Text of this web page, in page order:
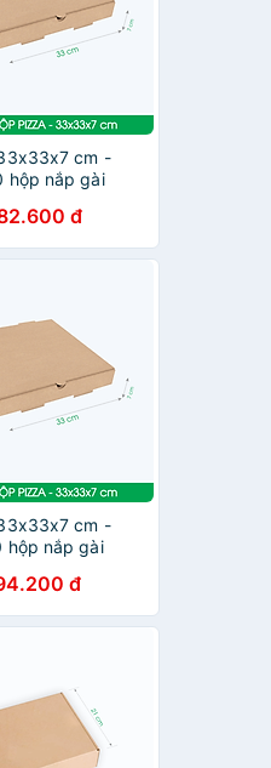
cm -
hộp nắp gài
gói hàng,
đ
cm -
hộp nắp gài
gói hàng,
đ